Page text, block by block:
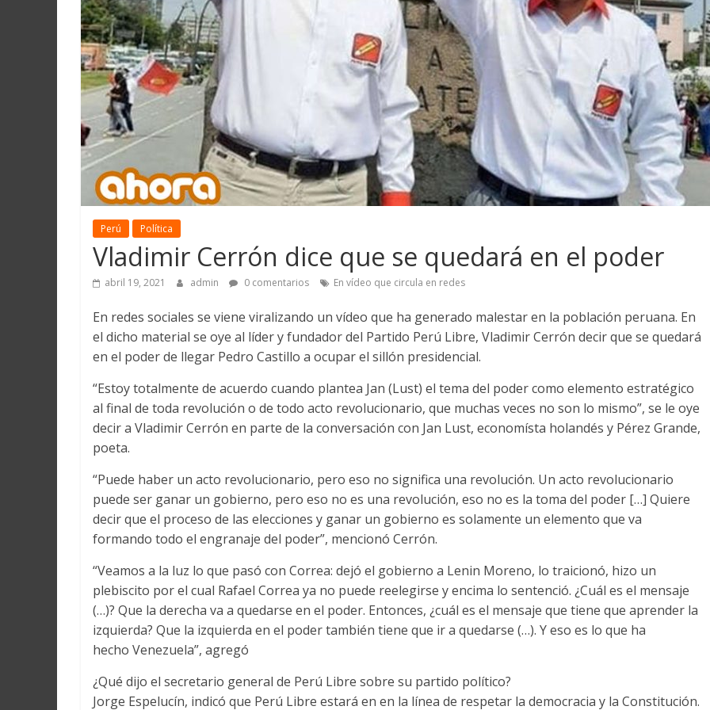
Martín
y
Loreto
Perú Política
Vladimir Cerrón dice que se quedará en el poder
abril 19, 2021 admin 0 comentarios En vídeo que circula en redes
En redes sociales se viene viralizando un vídeo que ha generado malestar en la población peruana. En
el dicho material se oye al líder y fundador del Partido Perú Libre, Vladimir Cerrón decir que se quedará
en el poder de llegar Pedro Castillo a ocupar el sillón presidencial.
“Estoy totalmente de acuerdo cuando plantea Jan (Lust) el tema del poder como elemento estratégico
al final de toda revolución o de todo acto revolucionario, que muchas veces no son lo mismo”, se le oye
decir a Vladimir Cerrón en parte de la conversación con Jan Lust, economísta holandés y Pérez Grande,
poeta.
“Puede haber un acto revolucionario, pero eso no significa una revolución. Un acto revolucionario
puede ser ganar un gobierno, pero eso no es una revolución, eso no es la toma del poder […] Quiere
decir que el proceso de las elecciones y ganar un gobierno es solamente un elemento que va
formando todo el engranaje del poder”, mencionó Cerrón.
“Veamos a la luz lo que pasó con Correa: dejó el gobierno a Lenin Moreno, lo traicionó, hizo un
plebiscito por el cual Rafael Correa ya no puede reelegirse y encima lo sentenció. ¿Cuál es el mensaje
(…)? Que la derecha va a quedarse en el poder. Entonces, ¿cuál es el mensaje que tiene que aprender la
izquierda? Que la izquierda en el poder también tiene que ir a quedarse (…). Y eso es lo que ha
hecho Venezuela”, agregó
¿Qué dijo el secretario general de Perú Libre sobre su partido político?
Jorge Espelucín, indicó que Perú Libre estará en en la línea de respetar la democracia y la Constitución.